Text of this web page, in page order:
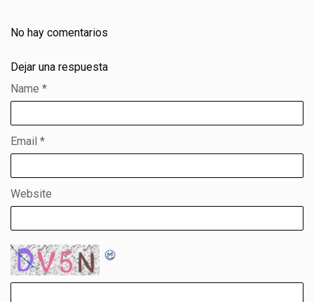
No hay comentarios
Dejar una respuesta
Name *
Email *
Website